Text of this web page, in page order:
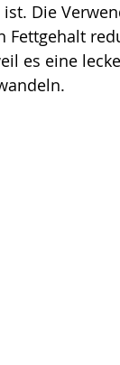
Die
Fettgehalt
es eine